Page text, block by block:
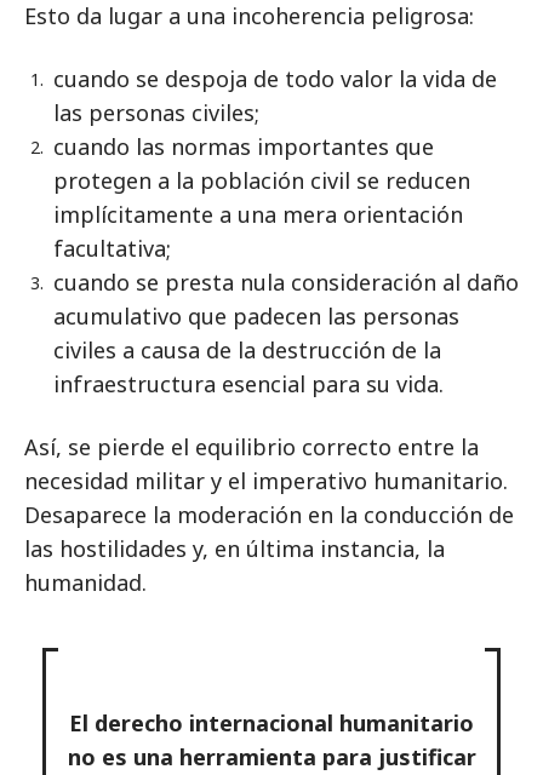
Esto da lugar a una incoherencia peligrosa:
cuando se despoja de todo valor la vida de
las personas civiles;
cuando las normas importantes que
protegen a la población civil se reducen
implícitamente a una mera orientación
facultativa;
cuando se presta nula consideración al daño
acumulativo que padecen las personas
civiles a causa de la destrucción de la
infraestructura esencial para su vida.
Así, se pierde el equilibrio correcto entre la
necesidad militar y el imperativo humanitario.
Desaparece la moderación en la conducción de
las hostilidades y, en última instancia, la
humanidad.
El derecho internacional humanitario
no es una herramienta para justificar